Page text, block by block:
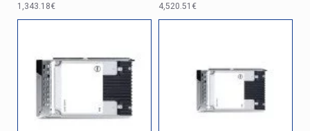
1,343.18€ 4,520.51€